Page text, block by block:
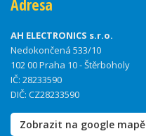
Adresa
AH ELECTRONICS s.r.o.
Nedokončená 533/10
102 00 Praha 10 - Štěrboholy
IČ: 28233590
DIČ: CZ28233590
Zobrazit na google mapě